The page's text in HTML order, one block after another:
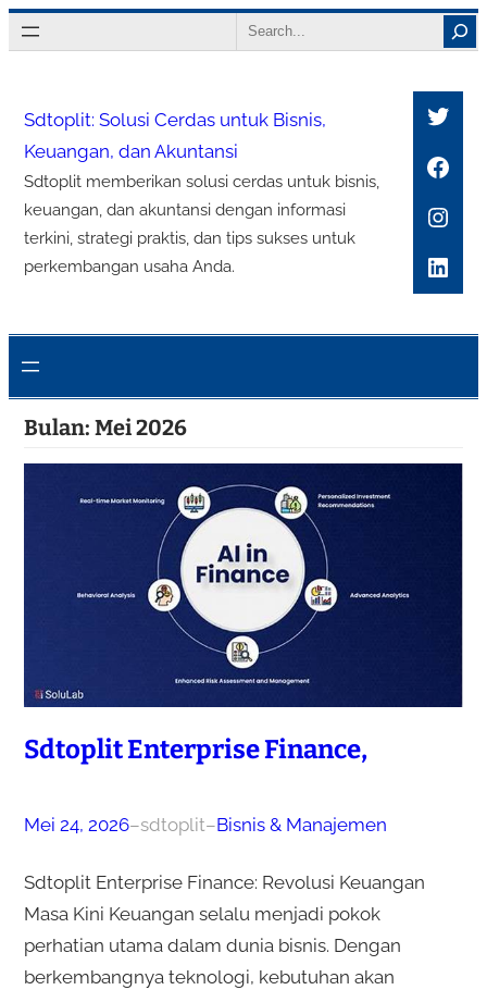
Lewati
ke
Search
Sdtoplit: Solusi Cerdas untuk Bisnis,
Keuangan, dan Akuntansi
Sdtoplit memberikan solusi cerdas untuk bisnis,
keuangan, dan akuntansi dengan informasi
terkini, strategi praktis, dan tips sukses untuk
perkembangan usaha Anda.
Bulan: Mei 2026
Sdtoplit Enterprise Finance,
Mei 24, 2026–sdtoplit–Bisnis & Manajemen
Sdtoplit Enterprise Finance: Revolusi Keuangan
Masa Kini Keuangan selalu menjadi pokok
perhatian utama dalam dunia bisnis. Dengan
berkembangnya teknologi, kebutuhan akan